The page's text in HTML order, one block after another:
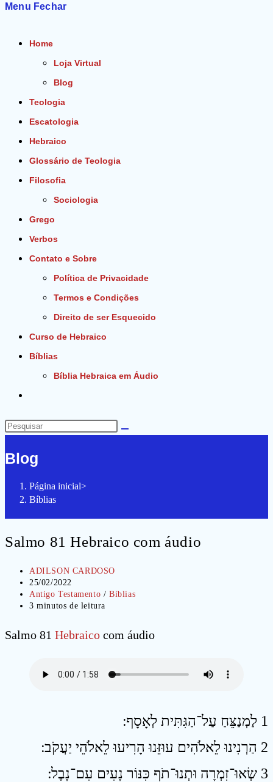
Menu Fechar
Home
Loja Virtual
Blog
Teologia
Escatologia
Hebraico
Glossário de Teologia
Filosofia
Sociologia
Grego
Verbos
Contato e Sobre
Política de Privacidade
Termos e Condições
Direito de ser Esquecido
Curso de Hebraico
Bíblias
Bíblia Hebraica em Áudio
do
site
Pesquisar
site
Blog
Página inicial>
Bíblias
Salmo 81 Hebraico com áudio
Autor
do
post:
ADILSON CARDOSO
Post
publicado:
25/02/2022
Categoria
do
Antigo Testamento / Bíblias
Tempo
3 minutos de leitura
Salmo 81 Hebraico com áudio
1 לַמְנַצֵּחַ עַל־הַגִּתִּית לְאָסָף ׃
2 הַרְנִינוּ לֵאלֹהִים עוּזֵּנוּ הָרִיעוּ לֵאלֹהֵי יַעֲקֹב ׃
3 שְׂאוּ־זִמְרָה וּתְנוּ־תֹף כִּנּוֹר נָעִים עִם־נָבֶל ׃